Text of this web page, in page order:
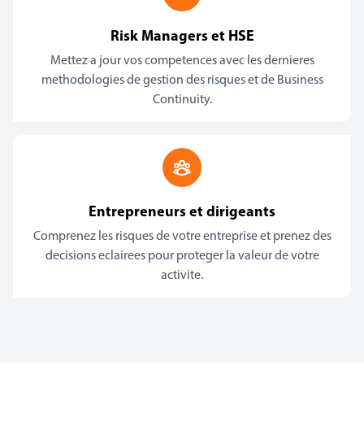
Risk Managers et HSE
Mettez a jour vos competences avec les dernieres
methodologies de gestion des risques et de Business
Continuity.
Entrepreneurs et dirigeants
Comprenez les risques de votre entreprise et prenez des
decisions eclairees pour proteger la valeur de votre
activite.